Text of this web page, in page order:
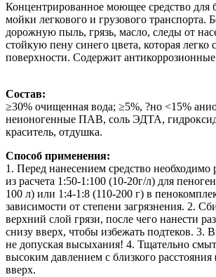
Концентрированное моющее средство для
мойки легкового и грузового транспорта.
дорожную пыль, грязь, масло, следы от
стойкую пену синего цвета, которая легко
поверхности. Содержит
Состав:
≥30% очищенная вода; ≥5%, ?но <15%
неионогенные ПАВ, соль ЭДТА,
краситель, отдушка.
Способ применения:
1. Перед нанесением средство необходимо
из расчета 1:50-1:100 (10-20г/л) для
100 л) или 1:4-1:8 (110-200 г) в
зависимости от степени загрязнения. 2.
верхний слой грязи, после чего нанести
снизу вверх, чтобы избежать подтеков. 3.
не допуская высыхания! 4. Тщательно
высоким давлением с близкого
вверх.